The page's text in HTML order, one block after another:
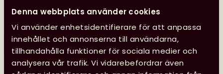
Denna webbplats använder cookies
Vi använder enhetsidentifierare för att anpassa
innehållet och annonserna till användarna,
tillhandahålla funktioner för sociala medier och
analysera vår trafik. Vi vidarebefordrar även
innebär att vi inte svarar på e-post eller i telefon.
Läs mer
Glad
sommar